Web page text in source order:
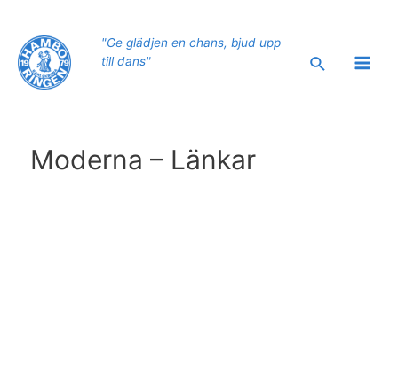
innehåll
"Ge glädjen en chans, bjud upp
till dans"
Sök
Main
Moderna – Länkar